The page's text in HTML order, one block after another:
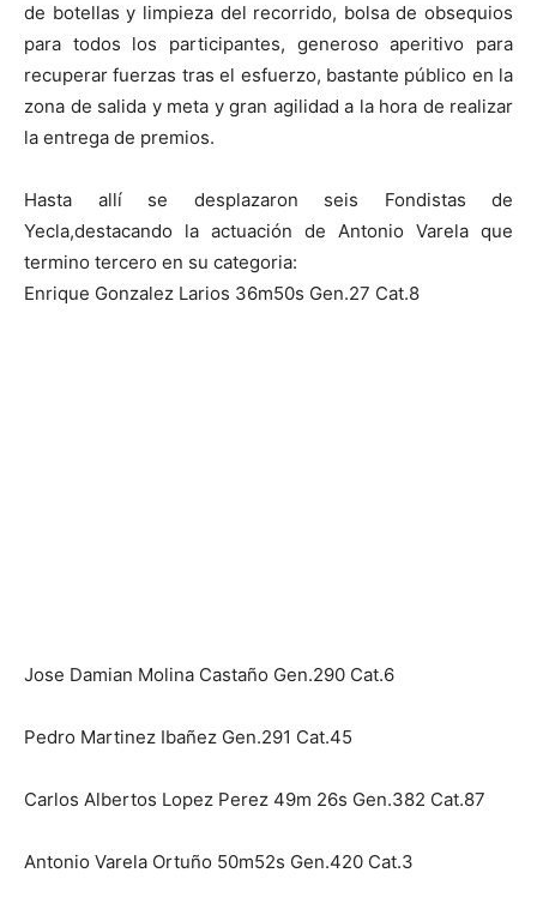
de botellas y limpieza del recorrido, bolsa de obsequios
para todos los participantes, generoso aperitivo para
recuperar fuerzas tras el esfuerzo, bastante público en la
zona de salida y meta y gran agilidad a la hora de realizar
la entrega de premios.
Hasta allí se desplazaron seis Fondistas de
Yecla,destacando la actuación de Antonio Varela que
termino tercero en su categoria:
Enrique Gonzalez Larios 36m50s Gen.27 Cat.8
Jose Damian Molina Castaño Gen.290 Cat.6
Pedro Martinez Ibañez Gen.291 Cat.45
Carlos Albertos Lopez Perez 49m 26s Gen.382 Cat.87
Antonio Varela Ortuño 50m52s Gen.420 Cat.3